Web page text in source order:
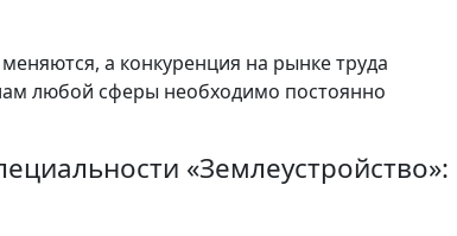
а конкуренция на рынке труда
любой сферы необходимо постоянно
«Землеустройство»: